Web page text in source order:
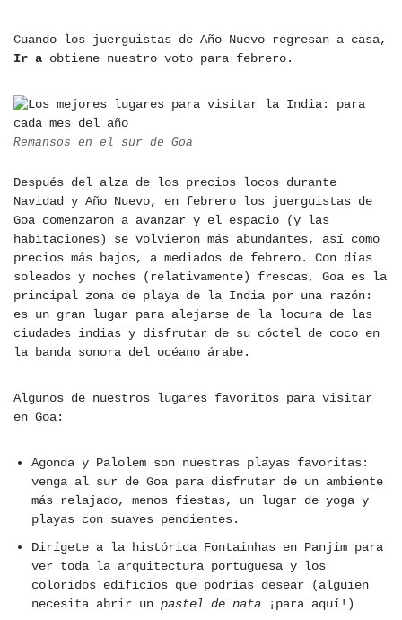
Cuando los juerguistas de Año Nuevo regresan a casa,
Ir a obtiene nuestro voto para febrero.
Remansos en el sur de Goa
Después del alza de los precios locos durante
Navidad y Año Nuevo, en febrero los juerguistas de
Goa comenzaron a avanzar y el espacio (y las
habitaciones) se volvieron más abundantes, así como
precios más bajos, a mediados de febrero. Con días
soleados y noches (relativamente) frescas, Goa es la
principal zona de playa de la India por una razón:
es un gran lugar para alejarse de la locura de las
ciudades indias y disfrutar de su cóctel de coco en
la banda sonora del océano árabe.
Algunos de nuestros lugares favoritos para visitar
en Goa:
Agonda y Palolem son nuestras playas favoritas:
venga al sur de Goa para disfrutar de un ambiente
más relajado, menos fiestas, un lugar de yoga y
playas con suaves pendientes.
Dirígete a la histórica Fontainhas en Panjim para
ver toda la arquitectura portuguesa y los
coloridos edificios que podrías desear (alguien
necesita abrir un pastel de nata ¡para aquí!)